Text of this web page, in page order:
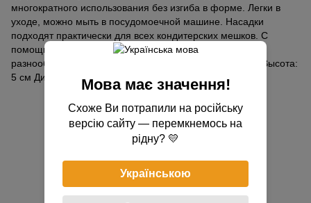
многократного использования без изгиба в форме. Легки в
уходе, можно мыть в посудомоечной машине. Насадки
подходят практически для всех кондитерских мешков. С
помощью кондитерских насадок Вы можете создать
разнообразные узоры на своих кулинарных изделиях. Высота:
5 см Диаметр верха: 2 см Диаметр: 3 см
Отзывы
Мова має значення!
Схоже Ви потрапили на російську
версію сайту — перемкнемось на
рідну? 💛
Українською